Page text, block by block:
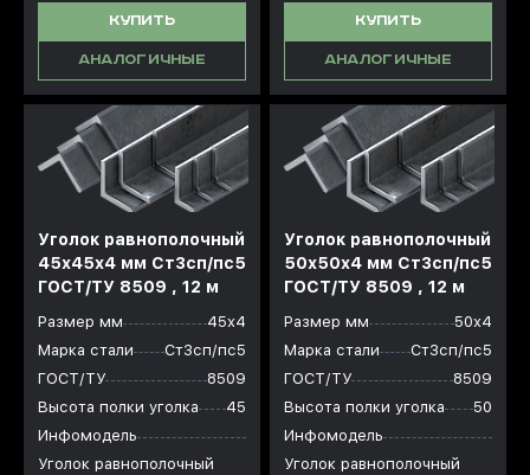
КУПИТЬ
АНАЛОГИЧНЫЕ
КУПИТЬ
АНАЛОГИЧНЫЕ
Уголок равнополочный
45x45x4 мм Ст3сп/пс5
ГОСТ/ТУ 8509 , 12 м
Размер мм
45х4
Марка стали
Ст3сп/пс5
ГОСТ/ТУ
8509
Высота полки уголка
45
Инфомодель
Уголок равнополочный
Уголок равнополочный
50x50x4 мм Ст3сп/пс5
ГОСТ/ТУ 8509 , 12 м
Размер мм
50х4
Марка стали
Ст3сп/пс5
ГОСТ/ТУ
8509
Высота полки уголка
50
Инфомодель
Уголок равнополочный